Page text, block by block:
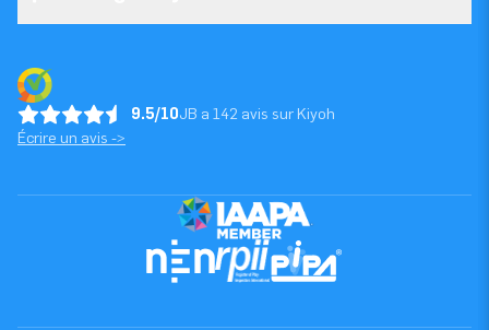
9.5/10JB a 142 avis sur Kiyoh
Écrire un avis ->